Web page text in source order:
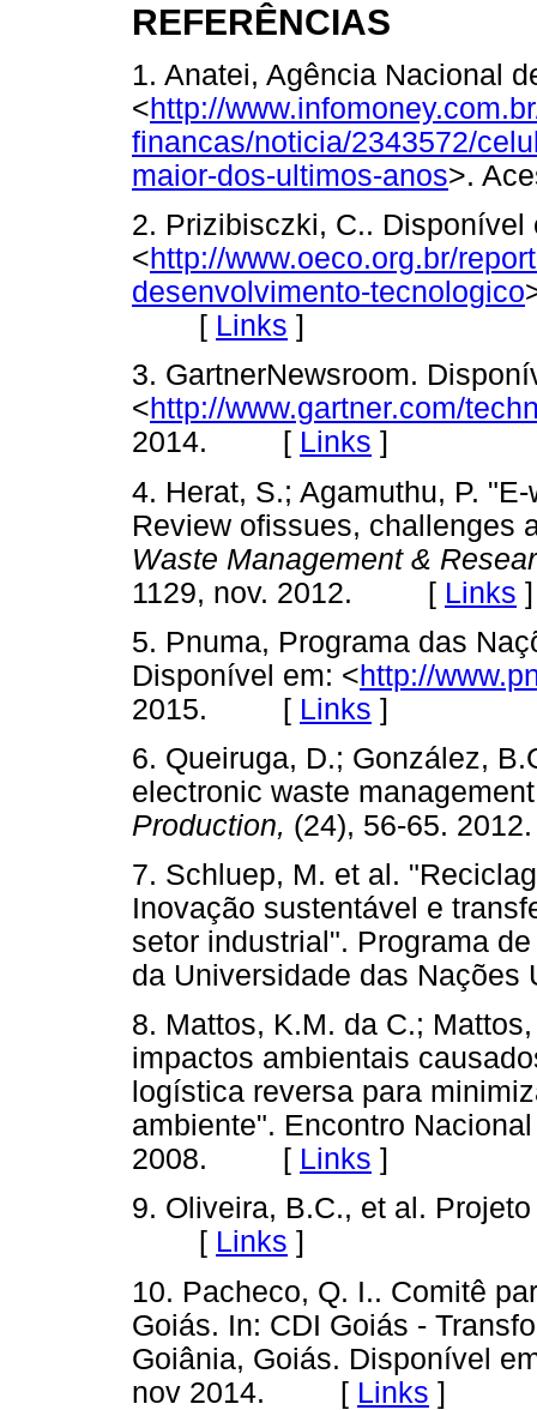
REFERÊNCIAS
1. Anatei, Agência Nacional
<http://
financas/noticia/2343572/
maior-dos-ultimos-anos>.
2. Prizibisczki, C.. Disponível
<http://www.oeco.org.br/
desenvolvimento-tecnologico
[ Links ]
3. GartnerNewsroom.
<http://www.gartner.com/
2014. [ Links ]
4. Herat, S.; Agamuthu, P.
Review ofissues, challenges
Waste Management &
1129, nov. 2012. [ Links ]
5. Pnuma, Programa das
Disponível em: <http://
2015. [ Links ]
6. Queiruga, D.; González,
electronic waste
Production, (24), 56-65.
7. Schluep, M. et al.
Inovação sustentável e
setor industrial". Programa
da Universidade das
8. Mattos, K.M. da C.;
impactos ambientais
logística reversa para
ambiente". Encontro
2008. [ Links ]
9. Oliveira, B.C., et al.
[ Links ]
10. Pacheco, Q. I.. Comitê
Goiás. In: CDI Goiás -
Goiânia, Goiás. Disponível
nov 2014. [ Links ]